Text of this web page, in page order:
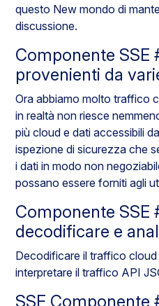
questo New mondo di
discussione.
Componente SSE
provenienti da
Ora abbiamo molto traffico
in realtà non riesce
più cloud e dati accessibili
ispezione di sicurezza che
i dati in modo non
possano essere forniti agli
Componente SSE
decodificare e
Decodificare il traffico
interpretare il traffico API
SSE Componente